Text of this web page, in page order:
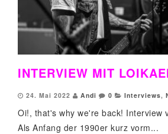
INTERVIEW MIT
24. Mai 2022 Andi 0 Interviews,
Oi!, that's why we're back! Interview
Als Anfang der 1990er kurz vorm...